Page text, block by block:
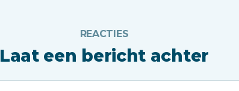
REACTIES
Laat een bericht achter